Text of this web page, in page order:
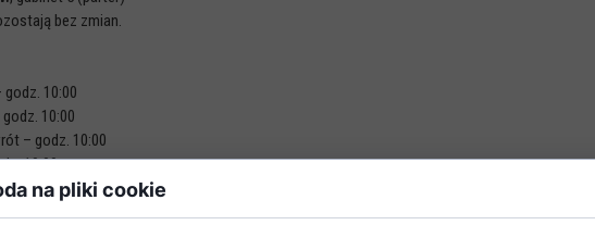
bez zmian.
10:00
10:00
– godz. 10:00
10:00
10:00
powrót – godz. 10:00
na pliki cookie